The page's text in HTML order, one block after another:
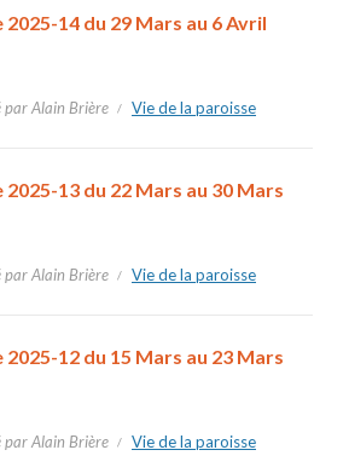
14 du 29 Mars au 6 Avril
par Alain Brière Vie de la paroisse
13 du 22 Mars au 30 Mars
par Alain Brière Vie de la paroisse
12 du 15 Mars au 23 Mars
par Alain Brière Vie de la paroisse